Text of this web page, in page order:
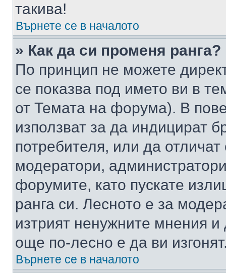
такива!
Върнете се в началото
» Как да си променя ранга?
По принцип не можете
се показва под името ви в
от Темата на форума). В
използват за да индицират
потребителя, или да
модератори,
форумите, като пускате
ранга си. Лесното е за
изтрият ненужните мнения
още по-лесно е да ви
Върнете се в началото